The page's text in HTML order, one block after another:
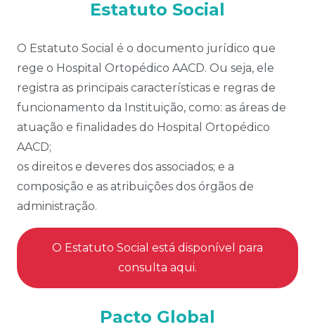
Estatuto Social
O Estatuto Social é o documento jurídico que
rege o Hospital Ortopédico AACD. Ou seja, ele
registra as principais características e regras de
funcionamento da Instituição, como: as áreas de
atuação e finalidades do Hospital Ortopédico
AACD;
os direitos e deveres dos associados; e a
composição e as atribuições dos órgãos de
administração.
O Estatuto Social está disponível para
consulta aqui.
Pacto Global